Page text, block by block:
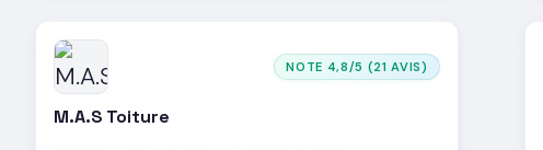
NOTE 4,8/5 (21 AVIS)
M.A.S Toiture